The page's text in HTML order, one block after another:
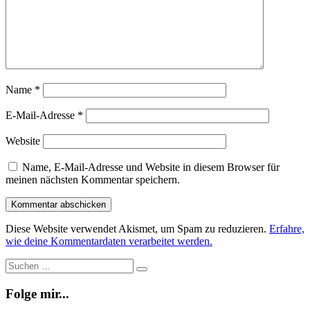
Name *
E-Mail-Adresse *
Website
Name, E-Mail-Adresse und Website in diesem Browser für
meinen nächsten Kommentar speichern.
Diese Website verwendet Akismet, um Spam zu reduzieren. Erfahre,
wie deine Kommentardaten verarbeitet werden.
Suche
Suchen
Folge mir...